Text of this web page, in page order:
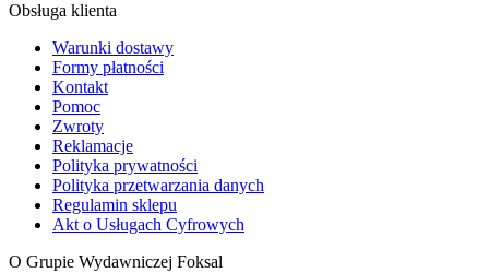
Obsługa klienta
Warunki dostawy
Formy płatności
Kontakt
Pomoc
Zwroty
Reklamacje
Polityka prywatności
Polityka przetwarzania danych
Regulamin sklepu
Akt o Usługach Cyfrowych
O Grupie Wydawniczej Foksal